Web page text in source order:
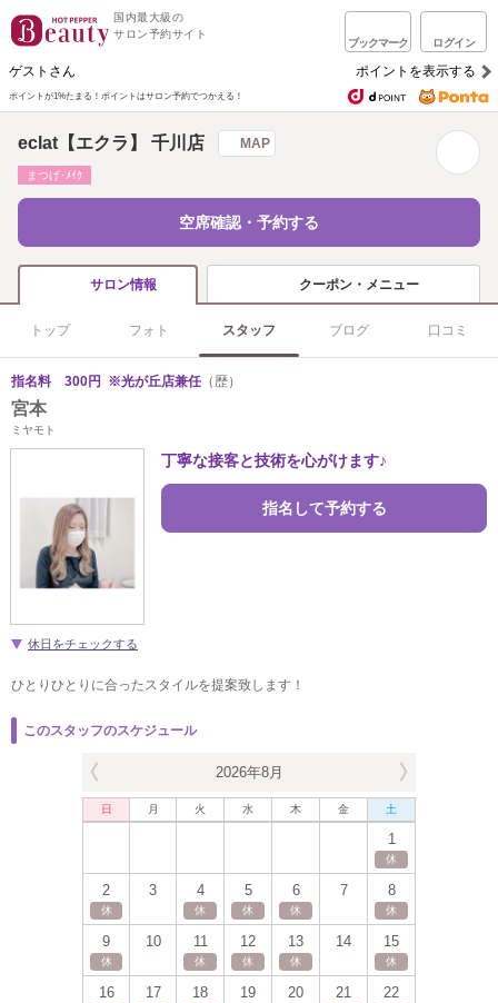
国内最大級の
サロン予約サイト
ブックマーク ログイン
ゲストさん ポイントを表示する
ポイントが1%たまる！ ポイントはサロン予約でつかえる！
eclat【エクラ】 千川店 MAP
まつげ･ﾒｲｸ
空席確認・予約する
サロン情報 クーポン・メニュー
トップ フォト スタッフ ブログ 口コミ
指名料 300円 ※光が丘店兼任 （歴）
宮本
ミヤモト
休日をチェックする
丁寧な接客と技術を心がけます♪
指名して予約する
ひとりひとりに合ったスタイルを提案致します！
このスタッフのスケジュール
2026年8月
日 月 火 水 木 金 土
1
休
2
休
3 4
休
5
休
6
休
7 8
休
9
休
10 11
休
12
休
13
休
14 15
休
16 17 18 19 20 21 22